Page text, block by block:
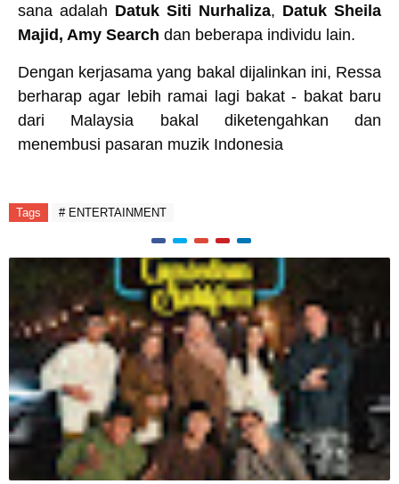
sana adalah Datuk Siti Nurhaliza, Datuk Sheila
Majid, Amy Search dan beberapa individu lain.
Dengan kerjasama yang bakal dijalinkan ini, Ressa
berharap agar lebih ramai lagi bakat - bakat baru
dari Malaysia bakal diketengahkan dan
menembusi pasaran muzik Indonesia
Tags # ENTERTAINMENT